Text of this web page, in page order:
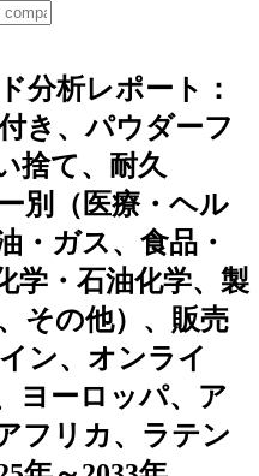
分析レポート：
き、パウダーフ
捨て、耐久
別（医療・ヘル
・ガス、食品・
学・石油化学、製
その他）、販売
ン、オンライ
ヨーロッパ、ア
フリカ、ラテン